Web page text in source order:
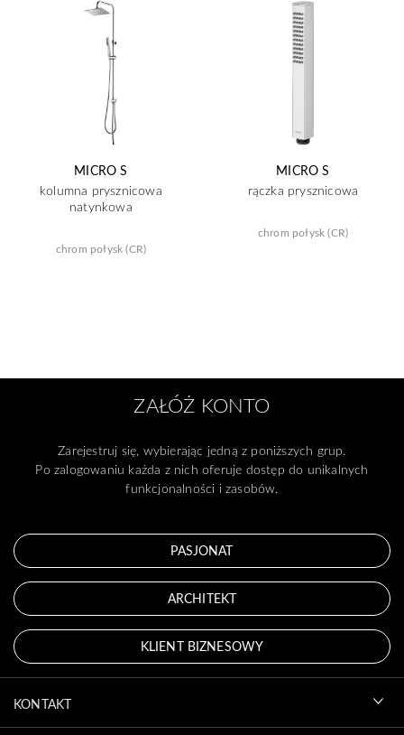
MICRO S
kolumna prysznicowa
natynkowa
chrom połysk (CR)
MICRO S
rączka prysznicowa
chrom połysk (CR)
ZAŁÓŻ KONTO
Zarejestruj się, wybierając jedną z poniższych grup.
Po zalogowaniu każda z nich oferuje dostęp do unikalnych
funkcjonalności i zasobów.
PASJONAT
ARCHITEKT
KLIENT BIZNESOWY
KONTAKT